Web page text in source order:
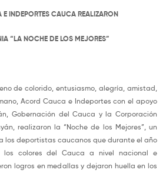
INDEPORTES CAUCA REALIZARON
“LA NOCHE DE LOS MEJORES”
de colorido, entusiasmo, alegría, amistad,
Acord Cauca e Indeportes con el apoyo
Gobernación del Cauca y la Corporación
realizaron la “Noche de los Mejores”, un
los deportistas caucanos que durante el año
colores del Cauca a nivel nacional e
logros en medallas y dejaron huella en los